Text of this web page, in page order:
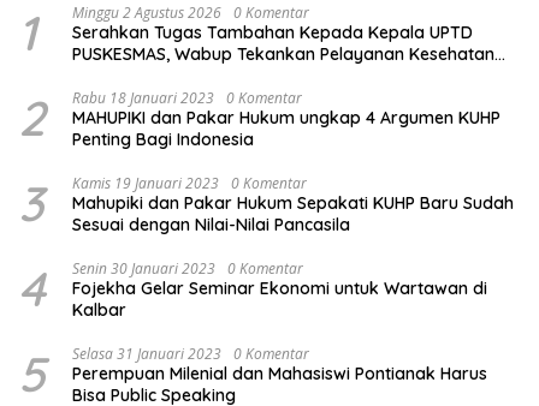
1 Minggu 2 Agustus 2026 0 Komentar
Serahkan Tugas Tambahan Kepada Kepala UPTD
PUSKESMAS, Wabup Tekankan Pelayanan Kesehatan
2 Rabu 18 Januari 2023 0 Komentar
MAHUPIKI dan Pakar Hukum ungkap 4 Argumen KUHP
Penting Bagi Indonesia
3 Kamis 19 Januari 2023 0 Komentar
Mahupiki dan Pakar Hukum Sepakati KUHP Baru Sudah
Sesuai dengan Nilai-Nilai Pancasila
4 Senin 30 Januari 2023 0 Komentar
Fojekha Gelar Seminar Ekonomi untuk Wartawan di
Kalbar
5 Selasa 31 Januari 2023 0 Komentar
Perempuan Milenial dan Mahasiswi Pontianak Harus
Bisa Public Speaking